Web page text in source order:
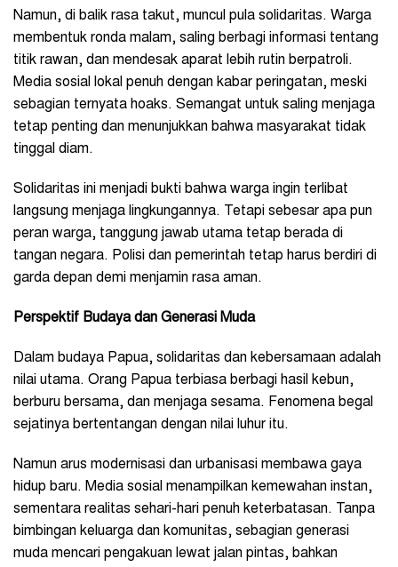
Namun, di balik rasa takut, muncul pula solidaritas. Warga
membentuk ronda malam, saling berbagi informasi tentang
titik rawan, dan mendesak aparat lebih rutin berpatroli.
Media sosial lokal penuh dengan kabar peringatan, meski
sebagian ternyata hoaks. Semangat untuk saling menjaga
tetap penting dan menunjukkan bahwa masyarakat tidak
tinggal diam.
Solidaritas ini menjadi bukti bahwa warga ingin terlibat
langsung menjaga lingkungannya. Tetapi sebesar apa pun
peran warga, tanggung jawab utama tetap berada di
tangan negara. Polisi dan pemerintah tetap harus berdiri di
garda depan demi menjamin rasa aman.
Perspektif Budaya dan Generasi Muda
Dalam budaya Papua, solidaritas dan kebersamaan adalah
nilai utama. Orang Papua terbiasa berbagi hasil kebun,
berburu bersama, dan menjaga sesama. Fenomena begal
sejatinya bertentangan dengan nilai luhur itu.
Namun arus modernisasi dan urbanisasi membawa gaya
hidup baru. Media sosial menampilkan kemewahan instan,
sementara realitas sehari-hari penuh keterbatasan. Tanpa
bimbingan keluarga dan komunitas, sebagian generasi
muda mencari pengakuan lewat jalan pintas, bahkan